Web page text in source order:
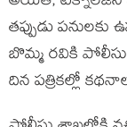
తప్పుడు
బొమ్మ రవికి
దిన పత్రికల్లో